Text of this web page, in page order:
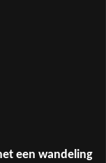
een wandeling